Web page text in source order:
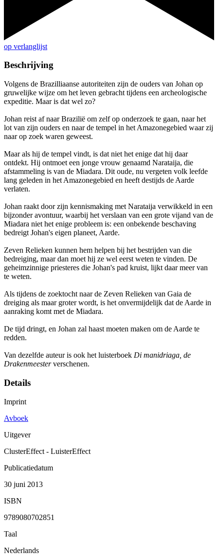
op verlanglijst
Beschrijving
Volgens de Brazilliaanse autoriteiten zijn de ouders van Johan op
gruwelijke wijze om het leven gebracht tijdens een archeologische
expeditie. Maar is dat wel zo?
Johan reist af naar Brazilië om zelf op onderzoek te gaan, naar het
lot van zijn ouders en naar de tempel in het Amazonegebied waar zij
naar op zoek waren geweest.
Maar als hij de tempel vindt, is dat niet het enige dat hij daar
ontdekt. Hij ontmoet een jonge vrouw genaamd Narataija, die
afstammeling is van de Miadara. Dit oude, nu vergeten volk leefde
lang geleden in het Amazonegebied en heeft destijds de Aarde
verlaten.
Johan raakt door zijn kennismaking met Narataija verwikkeld in een
bijzonder avontuur, waarbij het verslaan van een grote vijand van de
Miadara niet het enige probleem is: een onbekende beschaving
bedreigt Johan's eigen planeet, Aarde.
Zeven Relieken kunnen hem helpen bij het bestrijden van die
bedreiging, maar dan moet hij ze wel eerst weten te vinden. De
geheimzinnige priesteres die Johan's pad kruist, lijkt daar meer van
te weten.
Als tijdens de zoektocht naar de Zeven Relieken van Gaia de
dreiging als maar groter wordt, is het onvermijdelijk dat de Aarde in
aanraking komt met de Miadara.
De tijd dringt, en Johan zal haast moeten maken om de Aarde te
redden.
Van dezelfde auteur is ook het luisterboek Di manidriaga, de
Drakenmeesterverschenen.
Details
Imprint
Avboek
Uitgever
ClusterEffect - LuisterEffect
Publicatiedatum
30 juni 2013
ISBN
9789080702851
Taal
Nederlands